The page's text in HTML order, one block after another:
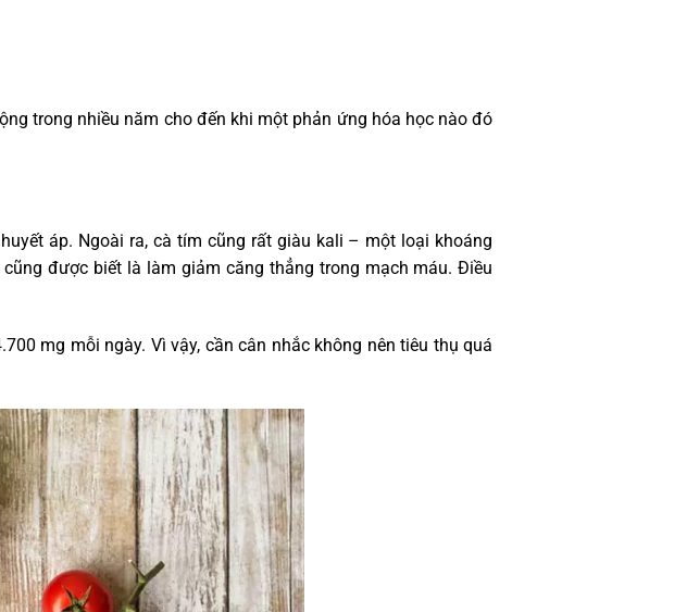
trong nhiều năm cho đến khi một phản ứng hóa học nào đó
áp. Ngoài ra, cà tím cũng rất giàu kali – một loại khoáng
được biết là làm giảm căng thẳng trong mạch máu. Điều
mg mỗi ngày. Vì vậy, cần cân nhắc không nên tiêu thụ quá